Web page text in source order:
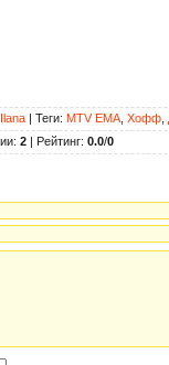
Ilana | Теги: MTV EMA Хофф
: 2 | Рейтинг: 0.0/0